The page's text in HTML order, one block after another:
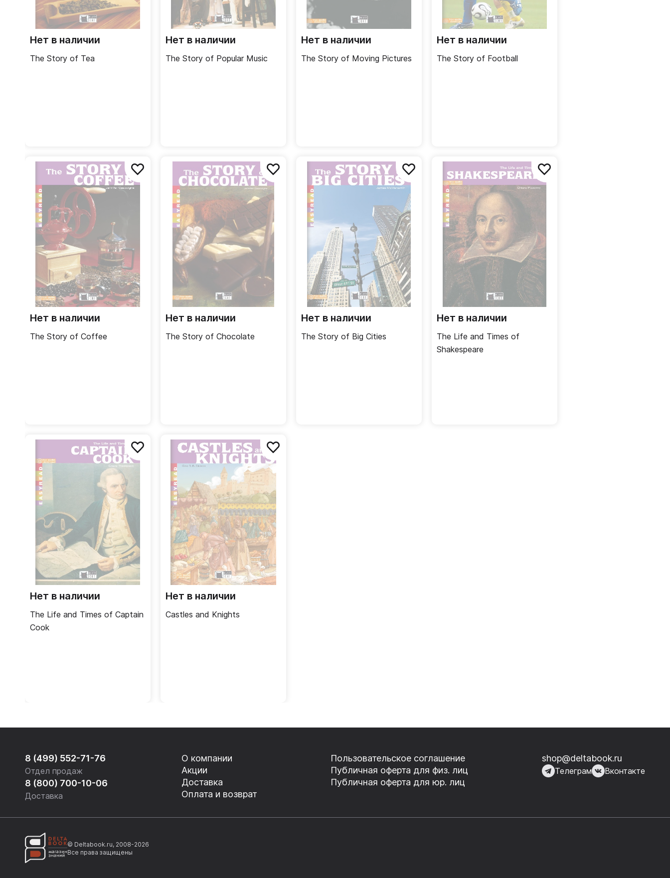
Нет в наличии
The Story of Tea
Нет в наличии
The Story of Popular Music
Нет в наличии
The Story of Moving Pictures
Нет в наличии
The Story of Football
Нет в наличии
The Story of Coffee
Нет в наличии
The Story of Chocolate
Нет в наличии
The Story of Big Cities
Нет в наличии
The Life and Times of
Shakespeare
Нет в наличии
The Life and Times of Captain
Cook
Нет в наличии
Castles and Knights
8 (499) 552-71-76
Отдел продаж
8 (800) 700-10-06
Доставка
О компании
Акции
Доставка
Оплата и возврат
Пользовательское соглашение
Публичная оферта для физ. лиц
Публичная оферта для юр. лиц
shop@deltabook.ru
Телеграм Вконтакте
© Deltabook.ru, 2008-2026
Все права защищены